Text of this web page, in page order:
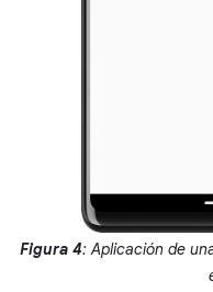
Figura 4: Aplicación de